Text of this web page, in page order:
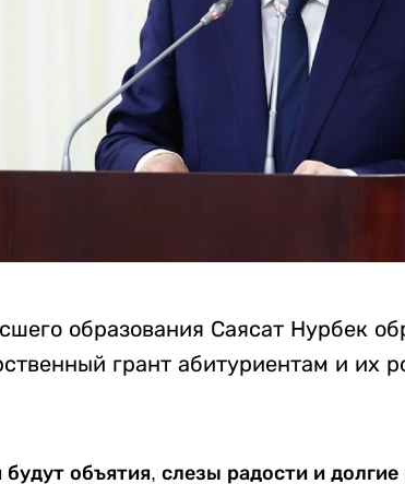
образования Саясат Нурбек
грант абитуриентам и их
будут объятия, слезы радости и